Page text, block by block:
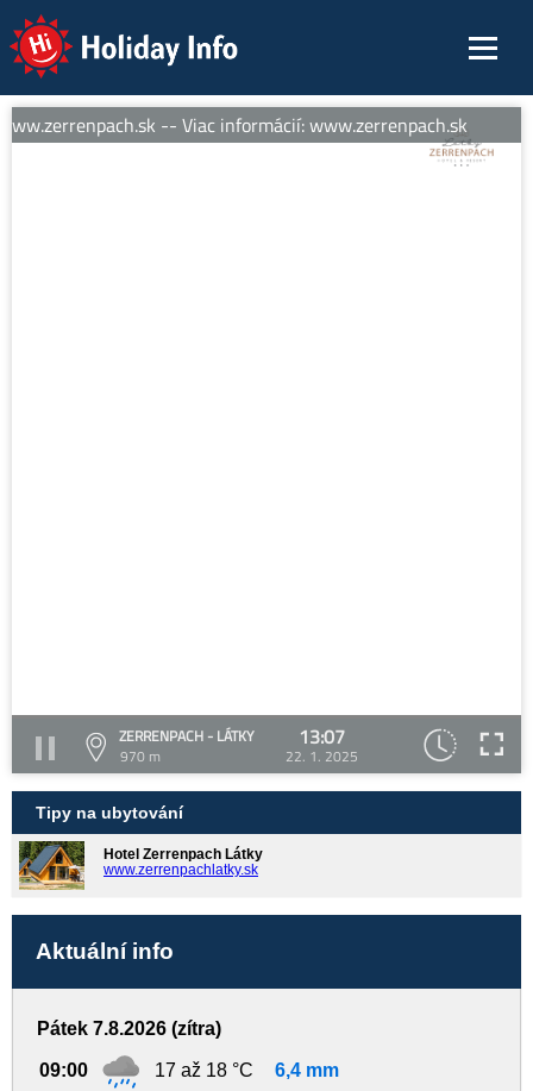
Holiday Info
-- Viac informácií: www.zerrenpach.sk
ZERRENPACH - LÁTKY
970 m
13:07
22. 1. 2025
Tipy na ubytování
Hotel Zerrenpach Látky
www.zerrenpachlatky.sk
Aktuální info
Pátek 7.8.2026 (zítra)
09:00 17 až 18 °C 6,4 mm